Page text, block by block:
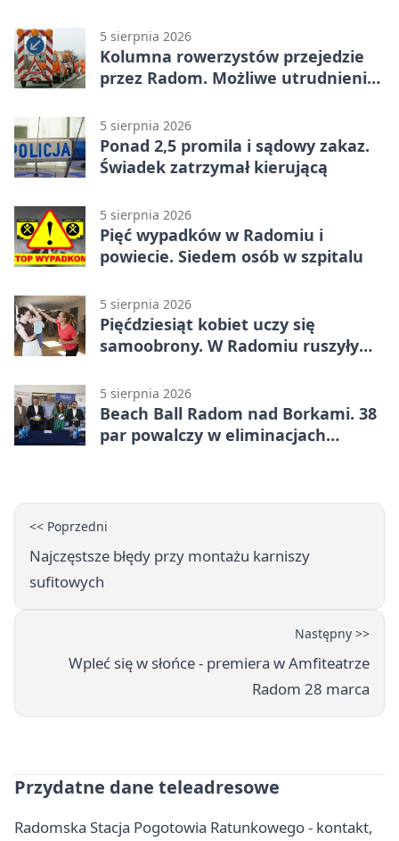
5 sierpnia 2026
Kolumna rowerzystów przejedzie
przez Radom. Możliwe utrudnienia
5 sierpnia 2026
Ponad 2,5 promila i sądowy zakaz.
Świadek zatrzymał kierującą
5 sierpnia 2026
Pięć wypadków w Radomiu i
powiecie. Siedem osób w szpitalu
5 sierpnia 2026
Pięćdziesiąt kobiet uczy się
samoobrony. W Radomiu ruszyły
5 sierpnia 2026
Beach Ball Radom nad Borkami. 38
par powalczy w eliminacjach
<< Poprzedni
Najczęstsze błędy przy montażu karniszy
sufitowych
Następny >>
Wpleć się w słońce - premiera w Amfiteatrze
Radom 28 marca
Przydatne dane teleadresowe
Radomska Stacja Pogotowia Ratunkowego - kontakt,